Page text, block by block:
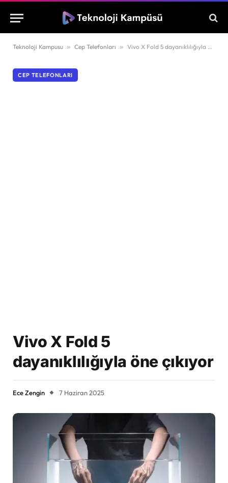
Teknoloji Kampusu » Cep Telefonları » Vivo X Fold 5 dayanıklılığıyla öne çıkıyor
CEP TELEFONLARI
Vivo X Fold 5
dayanıklılığıyla öne çıkıyor
Ece Zengin 7 Haziran 2025